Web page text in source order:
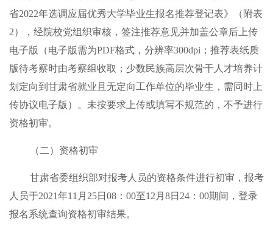
省2022年选调应届优秀大学毕业生报名推荐登记表》（附表
2），经院校党组织审核，签注推荐意见并加盖公章后上传
电子版（电子版需为PDF格式，分辨率300dpi；推荐表纸质
版待考察时由考察组收取；少数民族高层次骨干人才培养计
划定向到甘肃省就业且无定向工作单位的毕业生，需同时上
传协议电子版）。未按要求上传或填写不规范的，不予进行
资格初审。
（二）资格初审
甘肃省委组织部对报考人员的资格条件进行初审，报考
人员于2021年11月25日08：00至12月8日24：00期间，登录
报名系统查询资格初审结果。